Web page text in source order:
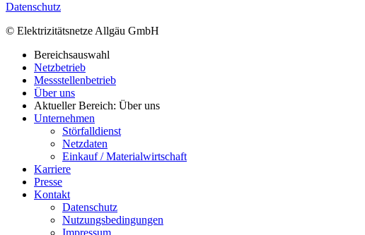
Datenschutz
© Elektrizitätsnetze Allgäu GmbH
Bereichsauswahl
Netzbetrieb
Messstellenbetrieb
Über uns
Aktueller Bereich: Über uns
Unternehmen
Störfalldienst
Netzdaten
Einkauf / Materialwirtschaft
Karriere
Presse
Kontakt
Datenschutz
Nutzungsbedingungen